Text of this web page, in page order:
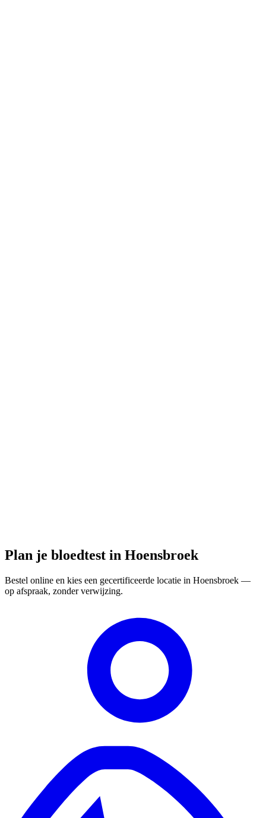
Plan je bloedtest in Hoensbroek
Bestel online en kies een gecertificeerde locatie in Hoensbroek —
op afspraak, zonder verwijzing.